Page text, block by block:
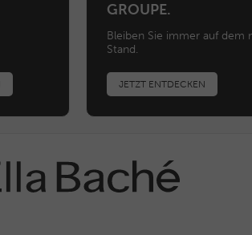
GROUPE.
Bleiben Sie immer auf dem
Stand.
JETZT ENTDECKEN